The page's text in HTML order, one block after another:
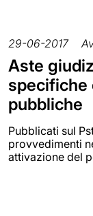
29-06-2017
Aste
specifiche
pubbliche
Pubblicati sul
provvedimenti
attivazione del